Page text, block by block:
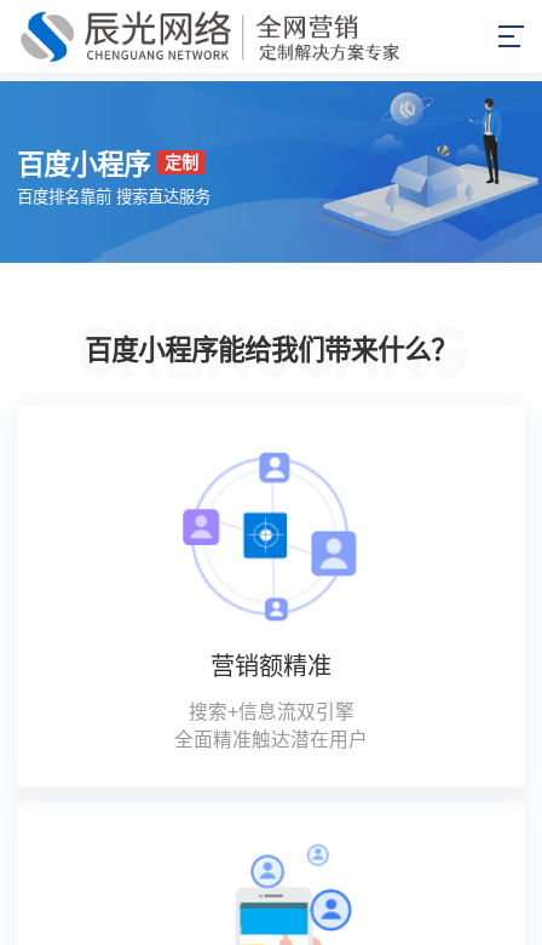
百度排名靠前 搜索直达服务
百度小程序 定制
百度小程序能给我们带来什么？
营销额精准
搜索+信息流双引擎
全面精准触达潜在用户